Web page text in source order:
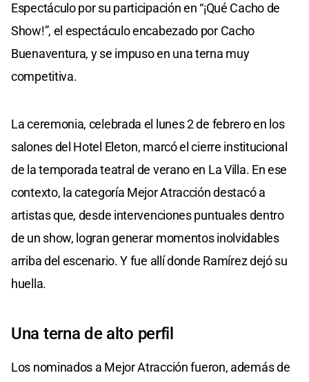
Espectáculo por su participación en “¡Qué Cacho de
Show!”, el espectáculo encabezado por Cacho
Buenaventura, y se impuso en una terna muy
competitiva.
La ceremonia, celebrada el lunes 2 de febrero en los
salones del Hotel Eleton, marcó el cierre institucional
de la temporada teatral de verano en La Villa. En ese
contexto, la categoría Mejor Atracción destacó a
artistas que, desde intervenciones puntuales dentro
de un show, logran generar momentos inolvidables
arriba del escenario. Y fue allí donde Ramírez dejó su
huella.
Una terna de alto perfil
Los nominados a Mejor Atracción fueron, además de